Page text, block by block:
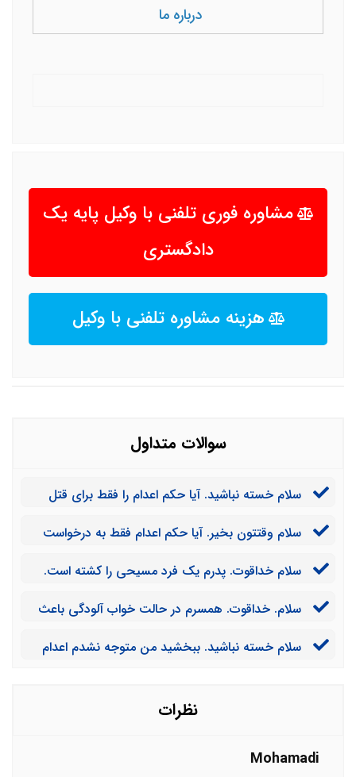
درباره ما
مشاوره فوری تلفنی با وکیل پایه یک
دادگستری
هزینه مشاوره تلفنی با وکیل
سوالات متداول
سلام خسته نباشید. آیا حکم اعدام را فقط برای قتل
سلام وقتتون بخیر. آیا حکم اعدام فقط به درخواست
سلام خداقوت. پدرم یک فرد مسیحی را کشته است.
سلام. خداقوت. همسرم در حالت خواب آلودگی باعث
سلام خسته نباشید. ببخشید من متوجه نشدم اعدام
نظرات
Mohamadi